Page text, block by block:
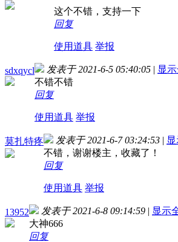
这个不错，支持一下
回复
使用道具 举报
sdxqycl 发表于 2021-6-5 05:40:05 | 显
不错不错
回复
使用道具 举报
莫扎特疼 发表于 2021-6-7 03:24:53 |
不错，谢谢楼主，收藏了！
回复
使用道具 举报
13952 发表于 2021-6-8 09:14:59 | 显示
大神666
回复